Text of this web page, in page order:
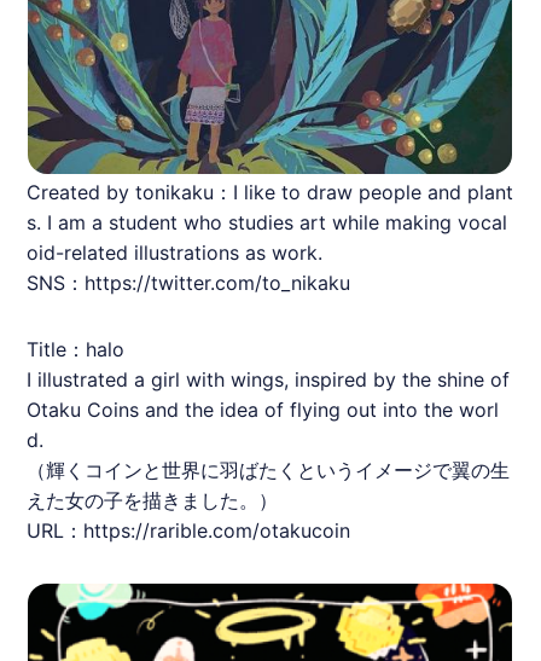
Created by tonikaku：I like to draw people and plant
s. I am a student who studies art while making vocal
oid-related illustrations as work.
SNS：https://twitter.com/to_nikaku
Title：halo
I illustrated a girl with wings, inspired by the shine of
Otaku Coins and the idea of flying out into the worl
d.
（輝くコインと世界に羽ばたくというイメージで翼の生
えた女の子を描きました。）
URL： https://rarible.com/otakucoin